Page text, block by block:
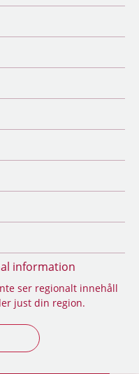
information
ser regionalt innehåll
just din region.